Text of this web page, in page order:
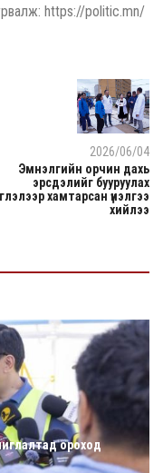
https://politic.mn/
2026/06/04
Эмнэлгийн орчин дахь
эрсдэлийг бууруулах
хамтарсан үнэлгээ
хийлээ
ороход